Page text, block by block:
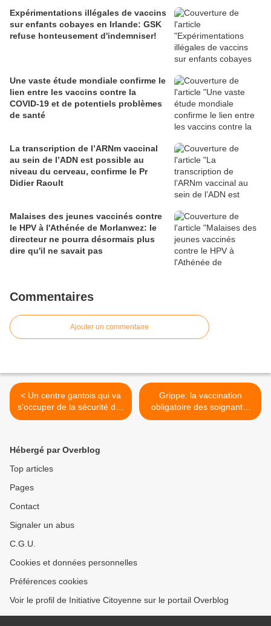
Expérimentations illégales de vaccins
sur enfants cobayes en Irlande: GSK
refuse honteusement d'indemniser!
Une vaste étude mondiale confirme le
lien entre les vaccins contre la
COVID-19 et de potentiels problèmes
de santé
La transcription de l’ARNm vaccinal
au sein de l’ADN est possible au
niveau du cerveau, confirme le Pr
Didier Raoult
Malaises des jeunes vaccinés contre
le HPV à l'Athénée de Morlanwez: le
directeur ne pourra désormais plus
dire qu'il ne savait pas
Commentaires
Ajouter un commentaire
< Un centre gantois qui va
s'occuper de la sécurité des
vaccins: bluff ou réalité?
Grippe: la vaccination
obligatoire des soignants,
dénoncée dans le British
Hébergé par Overblog
Top articles
Pages
Contact
Signaler un abus
C.G.U.
Cookies et données personnelles
Préférences cookies
Voir le profil de Initiative Citoyenne sur le portail Overblog